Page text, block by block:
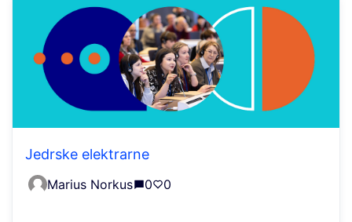
Jedrske elektrarne
Marius Norkus 0 0